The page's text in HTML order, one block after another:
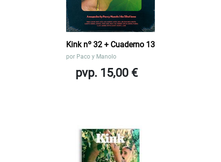
Kink nº 32 + Cuaderno 13
por Paco y Manolo
pvp. 15,00 €